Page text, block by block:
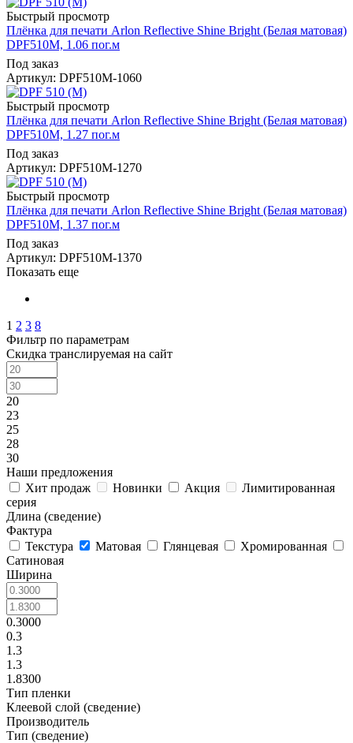
Быстрый просмотр
Плёнка для печати Arlon Reflective Shine Bright (Белая матовая)
DPF510M, 1.06 пог.м
Под заказ
Артикул: DPF510M-1060
Быстрый просмотр
Плёнка для печати Arlon Reflective Shine Bright (Белая матовая)
DPF510M, 1.27 пог.м
Под заказ
Артикул: DPF510M-1270
Быстрый просмотр
Плёнка для печати Arlon Reflective Shine Bright (Белая матовая)
DPF510M, 1.37 пог.м
Под заказ
Артикул: DPF510M-1370
Показать еще
1 2 3 8
Фильтр по параметрам
Скидка транслируемая на сайт
20
23
25
28
30
Наши предложения
Хит продаж
Новинки Акция
Лимитированная
серия
Длина (сведение)
Фактура
Текстура
Матовая Глянцевая
Хромированная
Сатиновая
Ширина
0.3000
0.3
1.3
1.3
1.8300
Тип пленки
Клеевой слой (сведение)
Производитель
Тип (сведение)